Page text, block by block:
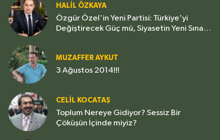
HALIL ÖZKAYA
Özgür Özel'in Yeni Partisi: Türkiye'yi
Değiştirecek Güç mü, Siyasetin Yeni Sınavı
MUZAFFER AYKUT
3 Ağustos 2014!!!
CELIL KOCATAŞ
Toplum Nereye Gidiyor? Sessiz Bir
Çöküşün İçinde miyiz?